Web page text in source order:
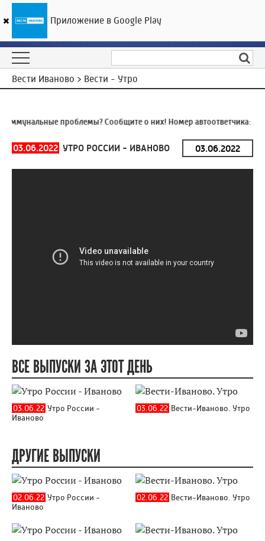
ГТРК «Ивтелерадио»
Вести Иваново > Вести - Утро
проблемы? Сообщите о них! Номер автоответчика:8
03.06.2022 УТРО РОССИИ - ИВАНОВО
ВСЕ ВЫПУСКИ ЗА ЭТОТ ДЕНЬ
03.06.22 Утро России -
Иваново
03.06.22 Вести-Иваново. Утро
ДРУГИЕ ВЫПУСКИ
02.06.22 Утро России -
Иваново
02.06.22 Вести-Иваново. Утро
Приложение в Google Play